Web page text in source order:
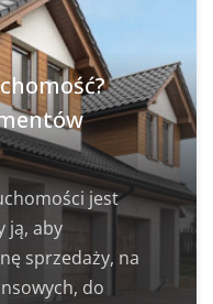
jest
ją, aby
sprzedaży, na
do